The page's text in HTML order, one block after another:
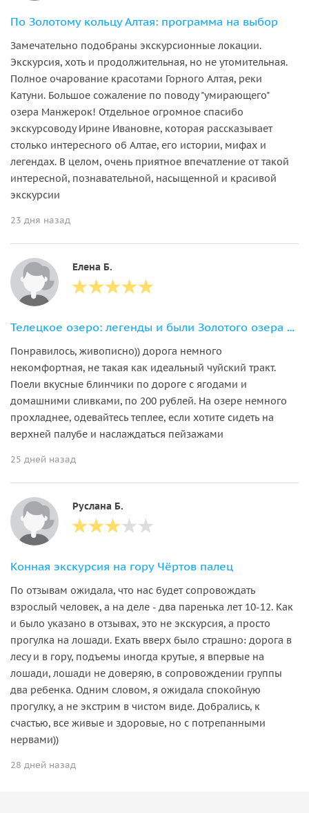
По Золотому кольцу Алтая: программа на выбор
Замечательно подобраны экскурсионные локации.
Экскурсия, хоть и продолжительная, но не утомительная.
Полное очарование красотами Горного Алтая, реки
Катуни. Большое сожаление по поводу "умирающего"
озера Манжерок! Отдельное огромное спасибо
экскурсоводу Ирине Ивановне, которая рассказывает
столько интересного об Алтае, его истории, мифах и
легендах. В целом, очень приятное впечатление от такой
интересной, познавательной, насыщенной и красивой
экскурсии
23 дня назад
Елена Б.
Телецкое озеро: легенды и были Золотого озера с прогулкой на теплоходе
Понравилось, живописно)) дорога немного
некомфортная, не такая как идеальный чуйский тракт.
Поели вкусные блинчики по дороге с ягодами и
домашними сливками, по 200 рублей. На озере немного
прохладнее, одевайтесь теплее, если хотите сидеть на
верхней палубе и наслаждаться пейзажами
25 дней назад
Руслана Б.
Конная экскурсия на гору Чёртов палец
По отзывам ожидала, что нас будет сопровождать
взрослый человек, а на деле - два паренька лет 10-12. Как
и было указано в отзывах, это не экскурсия, а просто
прогулка на лошади. Ехать вверх было страшно: дорога в
лесу и в гору, подъемы иногда крутые, я впервые на
лошади, лошади не доверяю, в сопровождении группы
два ребенка. Одним словом, я ожидала спокойную
прогулку, а не экстрим в чистом виде. Добрались, к
счастью, все живые и здоровые, но с потрепанными
нервами))
28 дней назад